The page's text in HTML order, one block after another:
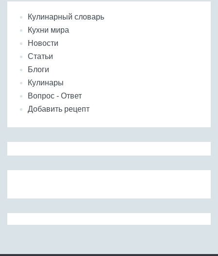
Кулинарный словарь
Кухни мира
Новости
Статьи
Блоги
Кулинары
Вопрос - Ответ
Добавить рецепт